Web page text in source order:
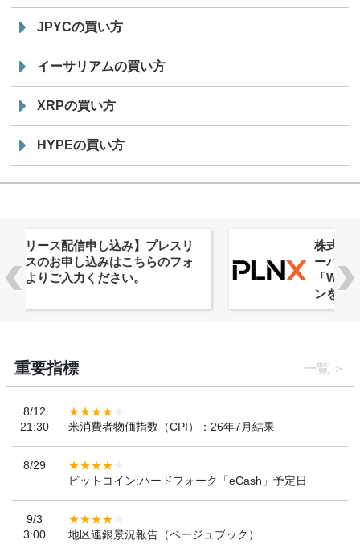
JPYCの買い方
イーサリアムの買い方
XRPの買い方
HYPEの買い方
株式会社PlnX、アジア最大級のグロ
ーバルWeb3カンファレンス
「WebX2026」とのコラボレーショ
重要指標 一覧
8/12
21:30
米消費者物価指数（CPI）：26年7月結果
8/29
ビットコイン:ハードフォーク「eCash」予定日
9/3
3:00
地区連銀景況報告（ベージュブック）